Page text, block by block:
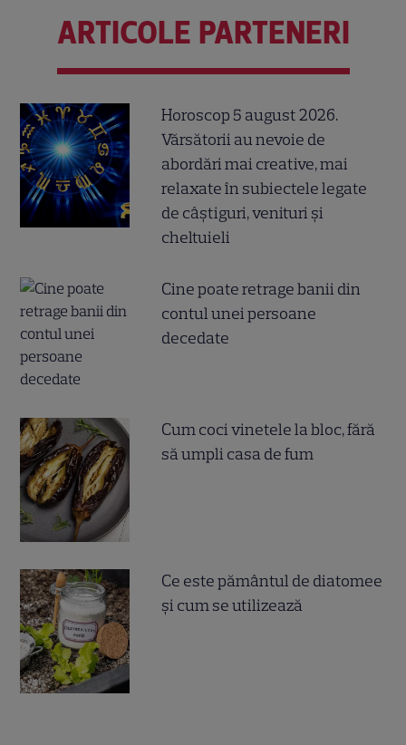
ARTICOLE PARTENERI
Horoscop 5 august 2026.
Vărsătorii au nevoie de
abordări mai creative, mai
relaxate în subiectele legate
de câștiguri, venituri și
cheltuieli
Cine poate retrage banii din
contul unei persoane
decedate
Cum coci vinetele la bloc, fără
să umpli casa de fum
Ce este pământul de diatomee
și cum se utilizează